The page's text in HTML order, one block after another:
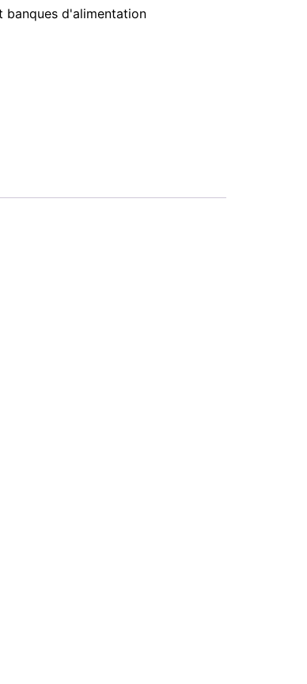
banques d'alimentation